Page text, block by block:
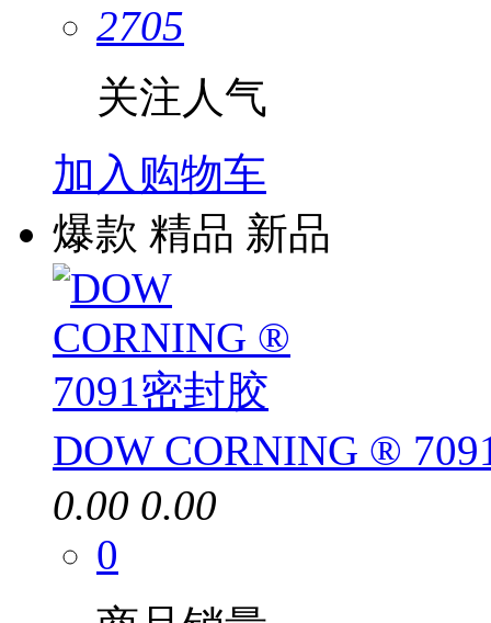
2705
关注人气
加入购物车
爆款 精品 新品
DOW CORNING ®
0.00 0.00
0